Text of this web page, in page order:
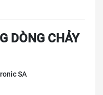
DÒNG CHẢY
SA